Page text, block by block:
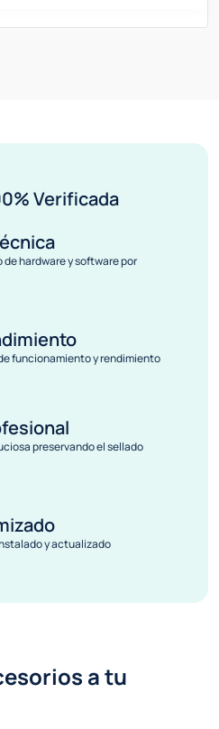
Verificada
hardware y software por
funcionamiento y rendimiento
preservando el sellado
y actualizado
a tu